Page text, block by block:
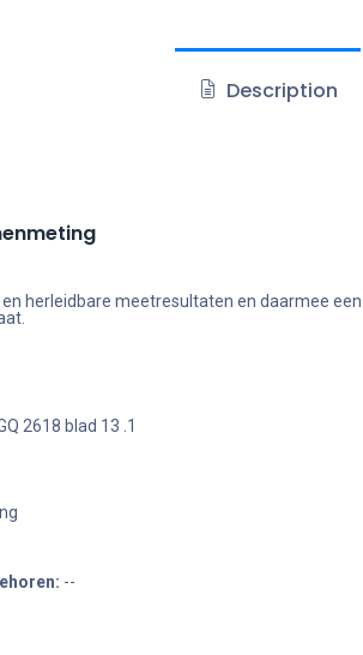
Description
herleidbare meetresultaten en daarmee
2618 blad 13 .1
: --